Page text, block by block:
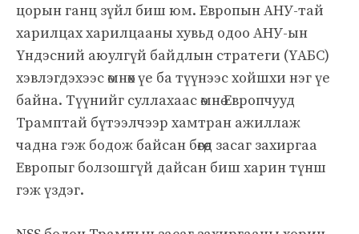
цорын ганц зүйл биш юм. Европын АНУ-тай
харилцах харилцааны хувьд одоо АНУ-ын
Үндэсний аюулгүй байдлын стратеги (ҮАБС)
хэвлэгдэхээс өмнөх үе ба түүнээс хойшхи нэг үе
байна. Түүнийг суллахаас өмнө Европчууд
Трамптай бүтээлчээр хамтран ажиллаж
чадна гэж бодож байсан бөгөөд засаг захиргаа
Европыг болзошгүй дайсан биш харин түнш
гэж үздэг.